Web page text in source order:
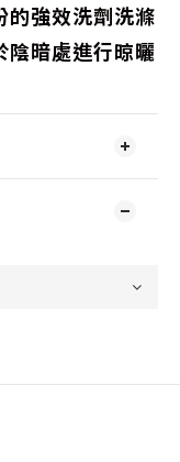
的強效洗劑洗滌
陰暗處進行晾曬